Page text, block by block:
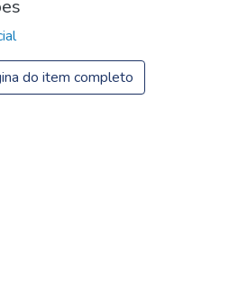
do item completo